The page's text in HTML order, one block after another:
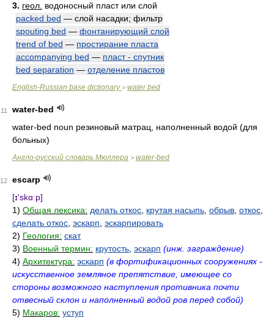
3. геол. водоносный пласт или слой
packed bed — слой насадки; фильтр
spouting bed — фонтанирующий слой
trend of bed — простирание пласта
accompanying bed — пласт - спутник
bed separation — отделение пластов
English-Russian base dictionary> water bed
11
water-bed
water-bed noun резиновый матрац, наполненный водой (для
больных)
Англо-русский словарь Мюллера > water-bed
12
escarp
[ɪ'skɑːp]
1) Общая лексика: делать откос крутая насыпь обрыв откос
сделать откос эскарп эскарпировать
2) Геология: скат
3) Военный термин: крутость эскарп (инж. заграждение)
4) Архитектура: эскарп (в фортификационных сооружениях -
искусственное земляное препятствие, имеющее со
стороны возможного наступления противника почти
отвесный склон и наполненный водой ров перед собой)
5) Макаров: уступ